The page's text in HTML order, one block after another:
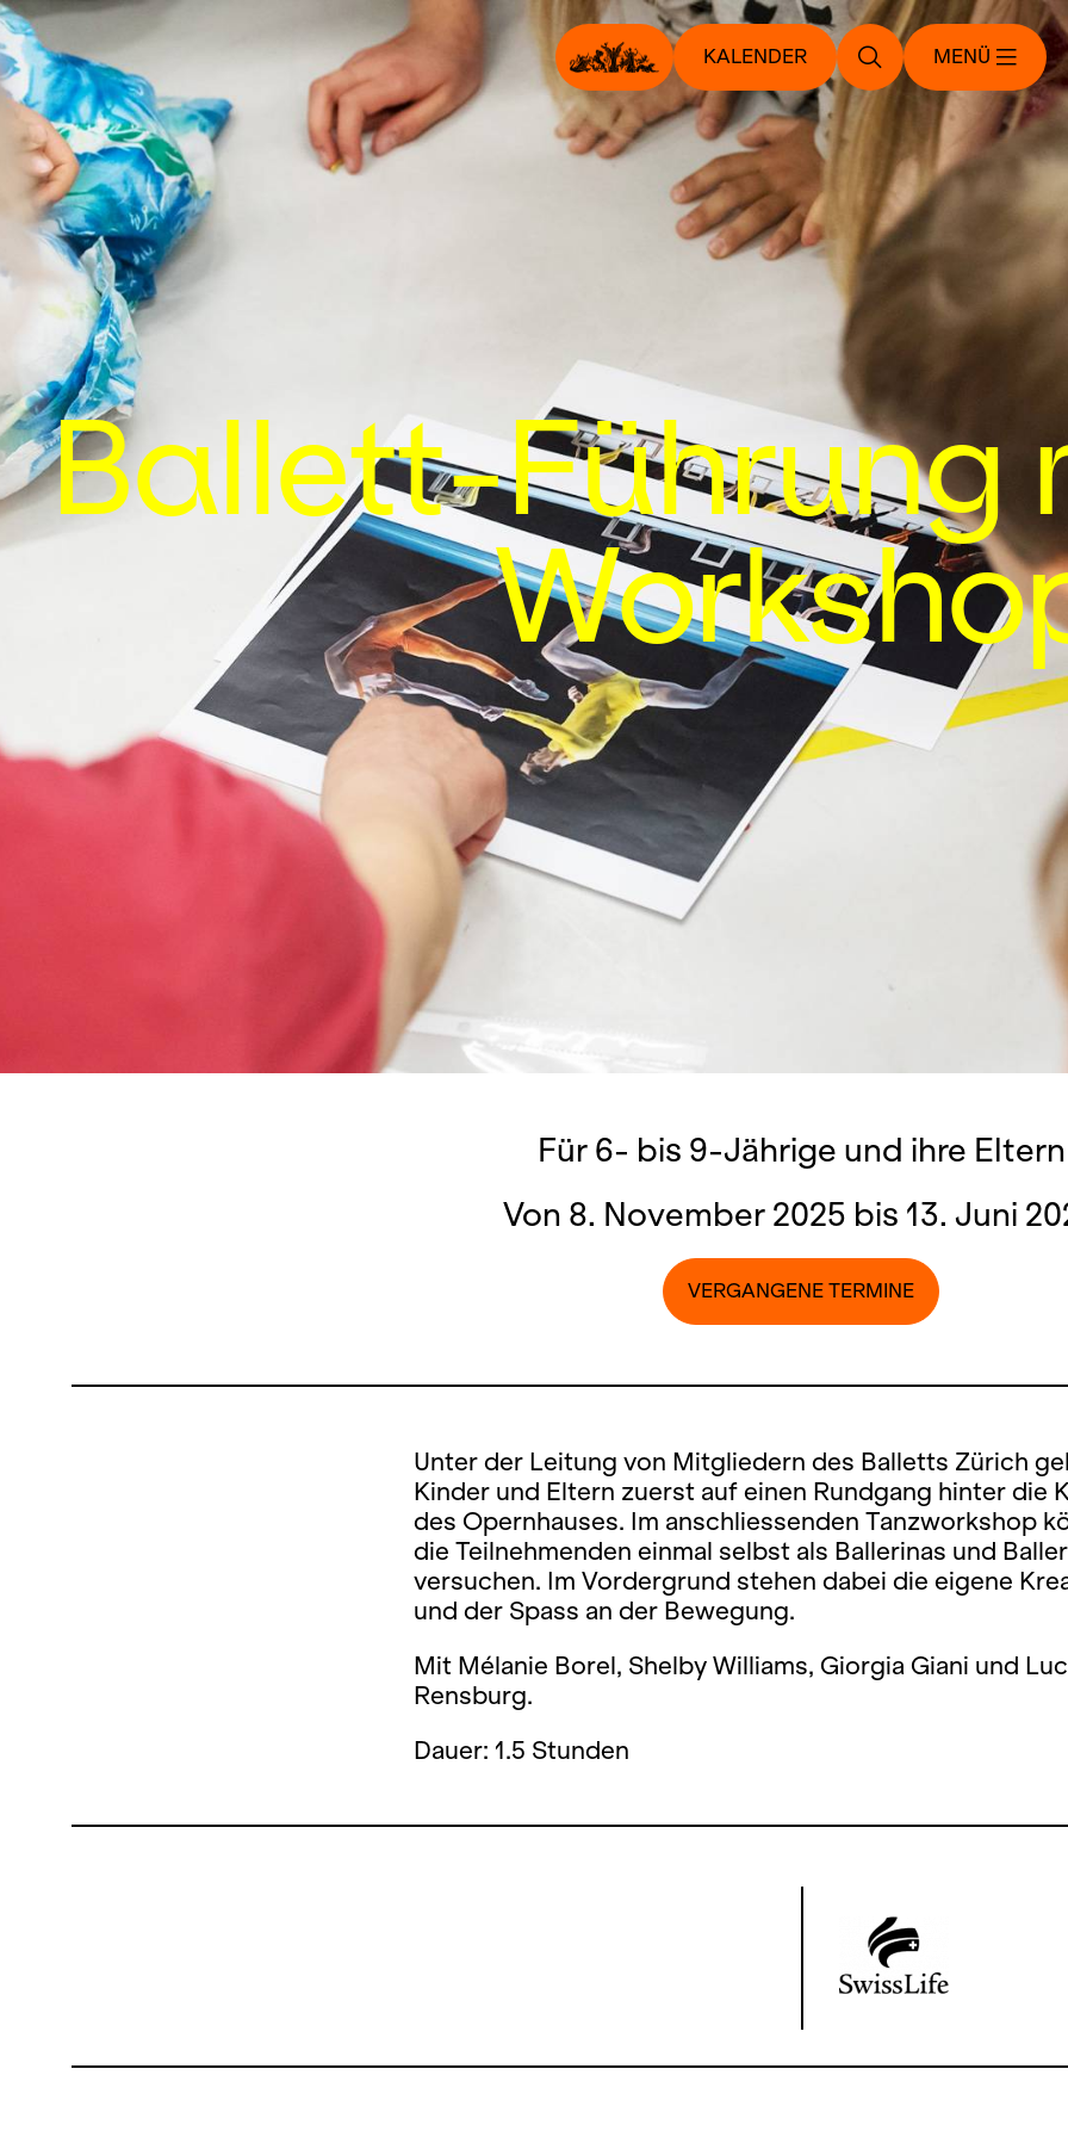
KALENDER MENÜ
Ballett-Führung
Für 6- bis 9-Jährige und ihre Eltern
Von 8. November 2025 bis 13. Juni
VERGANGENE TERMINE
Unter der Leitung von Mitgliedern des Balletts Zürich
Kinder und Eltern zuerst auf einen Rundgang hinter die
des Opernhauses. Im anschliessenden Tanzworkshop
die Teilnehmenden einmal selbst als Ballerinas und
versuchen. Im Vordergrund stehen dabei die eigene
und der Spass an der Bewegung.
Mit Mélanie Borel, Shelby Williams, Giorgia Giani und
Rensburg.
Dauer: 1.5 Stunden